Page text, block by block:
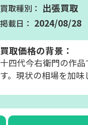
出張買取
2024/08/28
買取価格の背景：
十四代今右衛門の作
す。現状の相場を加味